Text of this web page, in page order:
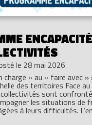
le 28 mai 2026
charge » au « faire avec »
des territoires Face
sont
les situations de
à leurs difficultés.